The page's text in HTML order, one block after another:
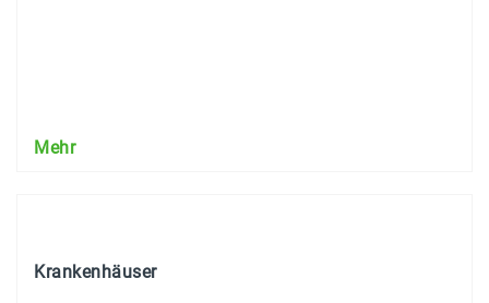
Mehr
Krankenhäuser